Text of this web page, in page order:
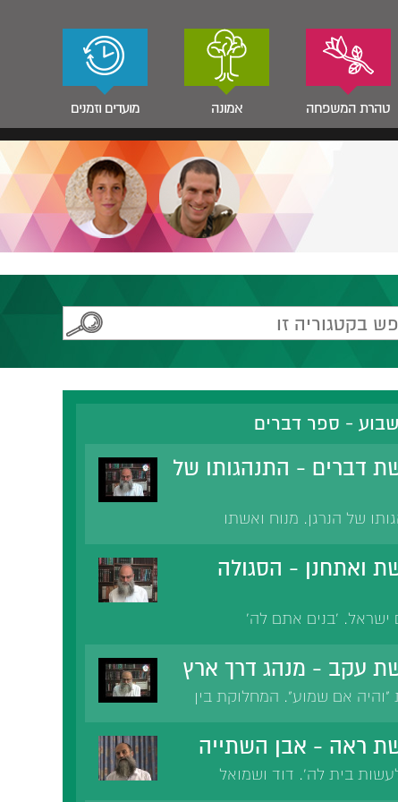
טהרת המשפחה אמונה מועדים וזמנים
- ספר דברים
דברים - התנהגותו של
של הנרגן. מנוח ואשתו
ואתחנן - הסגולה
ישראל. 'בנים אתם לה'
סגולת עם ישראל. הרב קוק:
אנו יודעים את עצמנו.
עקב - מנהג דרך ארץ
אם שמוע". המחלוקת בין
בקריאת שמע. האבן שהעלה
המקדש. מותו של רבי
ראה - אבן השתייה
בית לה'. דוד ושמואל